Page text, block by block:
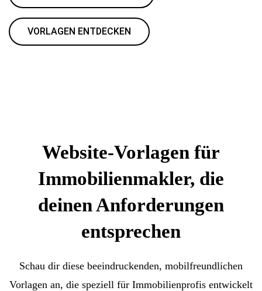
VORLAGEN ENTDECKEN
Website-Vorlagen für
Immobilienmakler, die
deinen Anforderungen
entsprechen
Schau dir diese beeindruckenden, mobilfreundlichen
Vorlagen an, die speziell für Immobilienprofis entwickelt